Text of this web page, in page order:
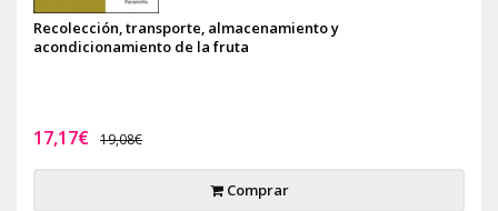
Recolección, transporte, almacenamiento y
acondicionamiento de la fruta
17,17€ 19,08€
Comprar